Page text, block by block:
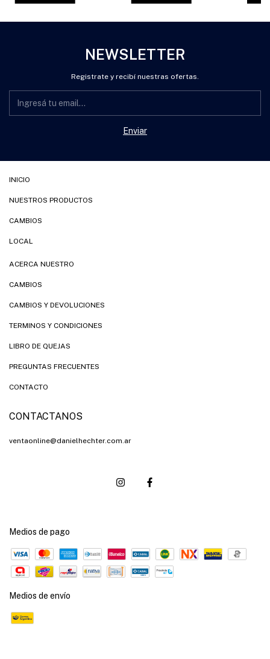
NEWSLETTER
Registrate y recibí nuestras ofertas.
INICIO
NUESTROS PRODUCTOS
CAMBIOS
LOCAL
ACERCA NUESTRO
CAMBIOS
CAMBIOS Y DEVOLUCIONES
TERMINOS Y CONDICIONES
LIBRO DE QUEJAS
PREGUNTAS FRECUENTES
CONTACTO
CONTACTANOS
ventaonline@danielhechter.com.ar
Medios de pago
Medios de envío